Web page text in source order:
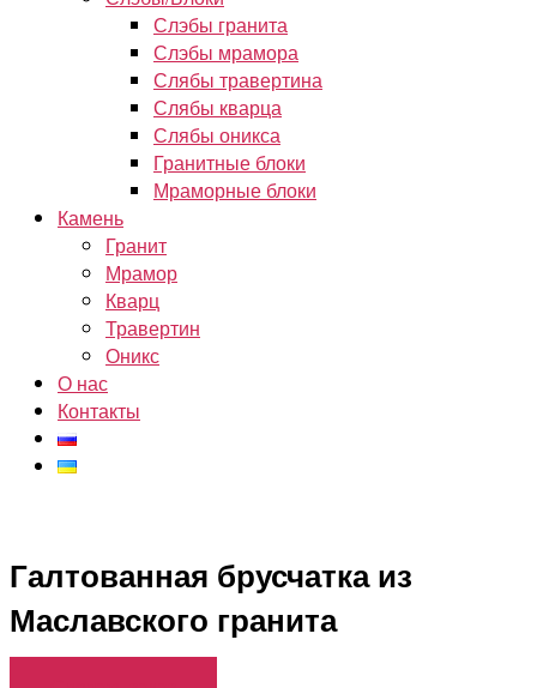
Слэбы гранита
Слэбы мрамора
Слябы травертина
Слябы кварца
Слябы оникса
Гранитные блоки
Мраморные блоки
Камень
Гранит
Мрамор
Кварц
Травертин
Оникс
О нас
Контакты
Галтованная брусчатка из
Маславского гранита